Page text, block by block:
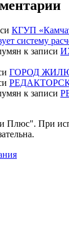
КГУП
систему
к записи
ГОРОД
к записи
При